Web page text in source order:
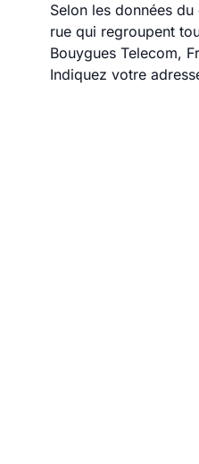
Selon les données
rue qui regroupent
Bouygues Telecom,
Indiquez votre